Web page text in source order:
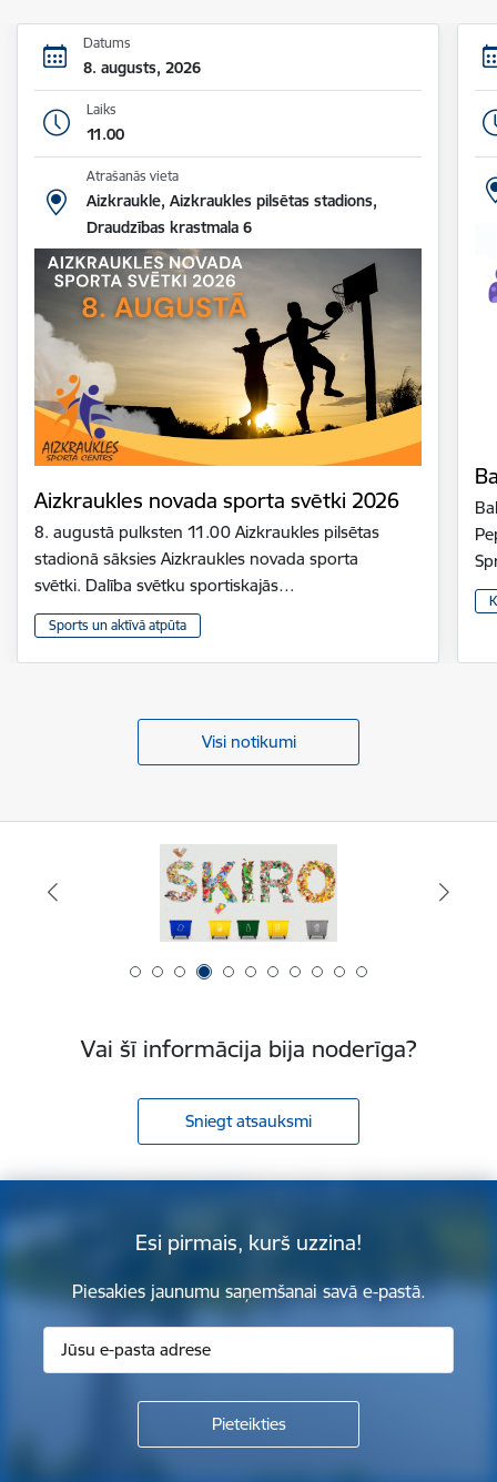
Datums
8. augusts, 2026
Laiks
11.00
Atrašanās vieta
Aizkraukle, Aizkraukles pilsētas stadions,
Draudzības krastmala 6
Aizkraukles novada sporta svētki 2026
8. augustā pulksten 11.00 Aizkraukles pilsētas
stadionā sāksies Aizkraukles novada sporta
svētki. Dalība svētku sportiskajās…
Sports un aktīvā atpūta
Visi notikumi
Vai šī informācija bija noderīga?
Sniegt atsauksmi
Esi pirmais, kurš uzzina!
Piesakies jaunumu saņemšanai savā e-pastā.